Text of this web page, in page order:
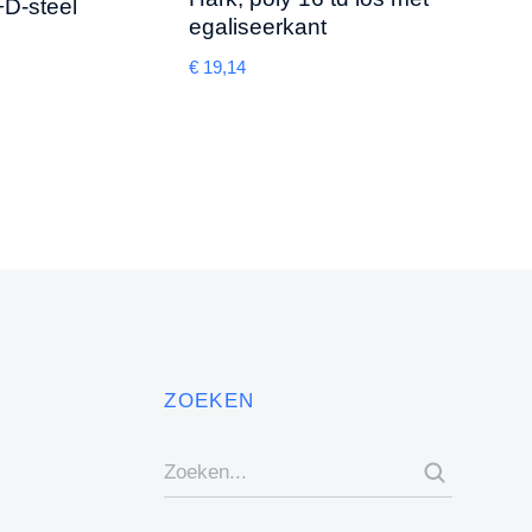
steel
egaliseerkant
€ 19,14
ZOEKEN